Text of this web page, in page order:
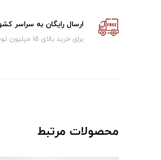
ارسال رایگان به سراسر
برای خرید بالای ۱5 میلیون تومان
محصولات مرتبط